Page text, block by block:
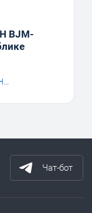
BJM-
Чат-бот